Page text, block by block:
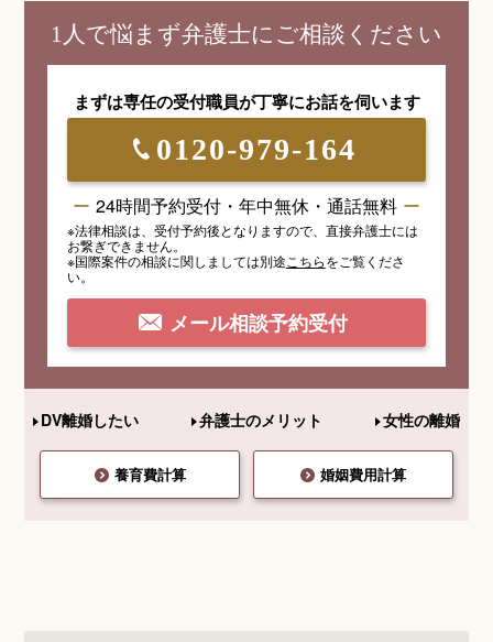
1人で悩まず弁護士にご相談ください
まずは専任の受付職員が丁寧にお話を伺います
0120-979-164
24時間予約受付・年中無休・通話無料
※法律相談は、受付予約後となりますので、 直接弁護士には
お繋ぎできません。
※国際案件の相談に関しましては別途 こちらをご覧くださ
い。
メール相談予約受付
DV離婚したい 弁護士のメリット 女性の離婚
養育費計算 婚姻費用計算